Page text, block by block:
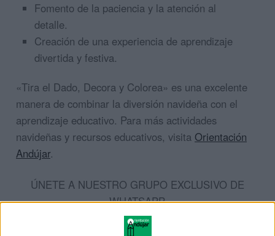
Fomento de la paciencia y la atención al
detalle.
Creación de una experiencia de aprendizaje
divertida y festiva.
«Tira el Dado, Decora y Colorea» es una excelente
manera de combinar la diversión navideña con el
aprendizaje educativo. Para más actividades
navideñas y recursos educativos, visita Orientación
Andújar.
ÚNETE A NUESTRO GRUPO EXCLUSIVO DE
WHATSAPP